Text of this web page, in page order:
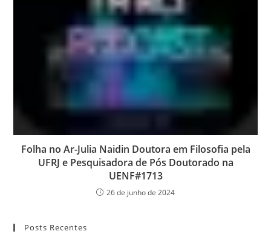
Folha no Ar-Julia Naidin Doutora em Filosofia pela
UFRJ e Pesquisadora de Pós Doutorado na
UENF#1713
26 de junho de 2024
Posts Recentes